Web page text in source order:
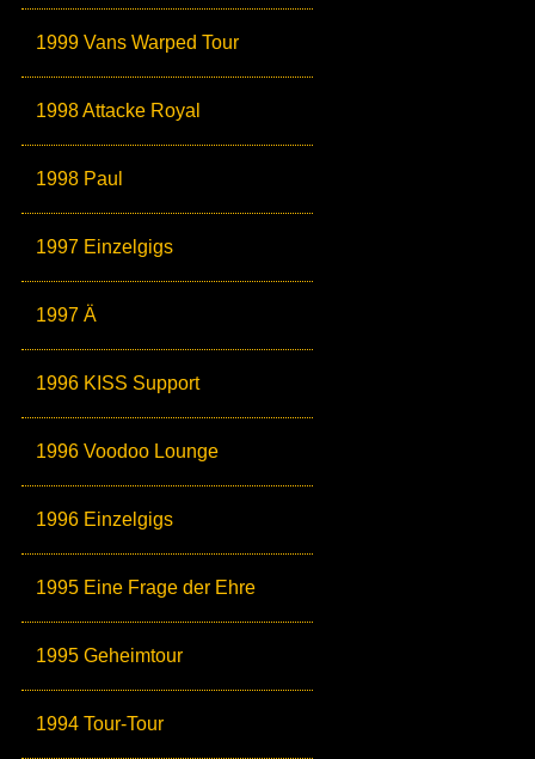
1999 Vans Warped Tour
1998 Attacke Royal
1998 Paul
1997 Einzelgigs
1997 Ä
1996 KISS Support
1996 Voodoo Lounge
1996 Einzelgigs
1995 Eine Frage der Ehre
1995 Geheimtour
1994 Tour-Tour